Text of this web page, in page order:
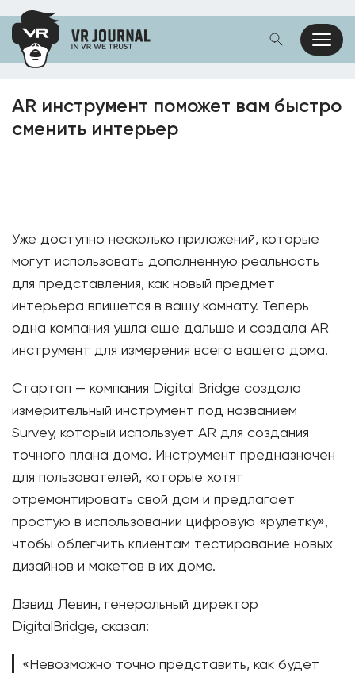
AR инструмент поможет вам быстро
сменить интерьер
Уже доступно несколько приложений, которые
могут использовать дополненную реальность
для представления, как новый предмет
интерьера впишется в вашу комнату. Теперь
одна компания ушла еще дальше и создала AR
инструмент для измерения всего вашего дома.
Стартап — компания Digital Bridge создала
измерительный инструмент под названием
Survey, который использует AR для создания
точного плана дома. Инструмент предназначен
для пользователей, которые хотят
отремонтировать свой дом и предлагает
простую в использовании цифровую «рулетку»,
чтобы облегчить клиентам тестирование новых
дизайнов и макетов в их доме.
Дэвид Левин, генеральный директор
DigitalBridge, сказал:
«Невозможно точно представить, как будет